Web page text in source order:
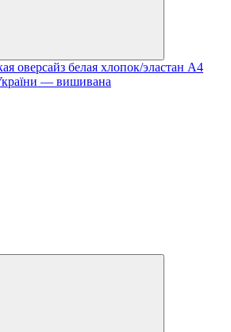
оверсайз белая хлопок/эластан А4
— вишивана